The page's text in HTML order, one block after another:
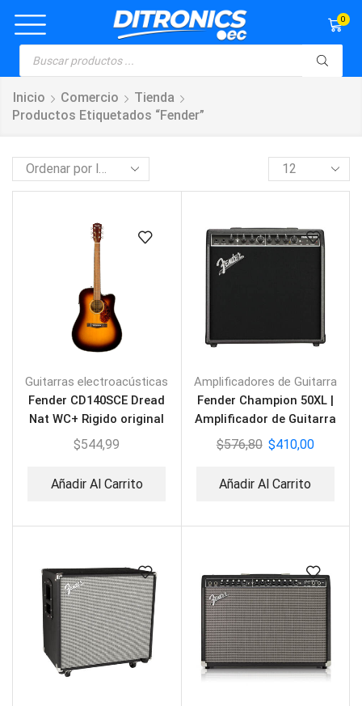
0
Inicio Comercio
Tienda
Productos Etiquetados “Fender”
Guitarras electroacústicas
Fender CD140SCE Dread
Nat WC+ Rigido original
$544,99
Añadir Al Carrito
Amplificadores de Guitarra
Fender Champion 50XL |
Amplificador de Guitarra
$576,80 $410,00
Añadir Al Carrito